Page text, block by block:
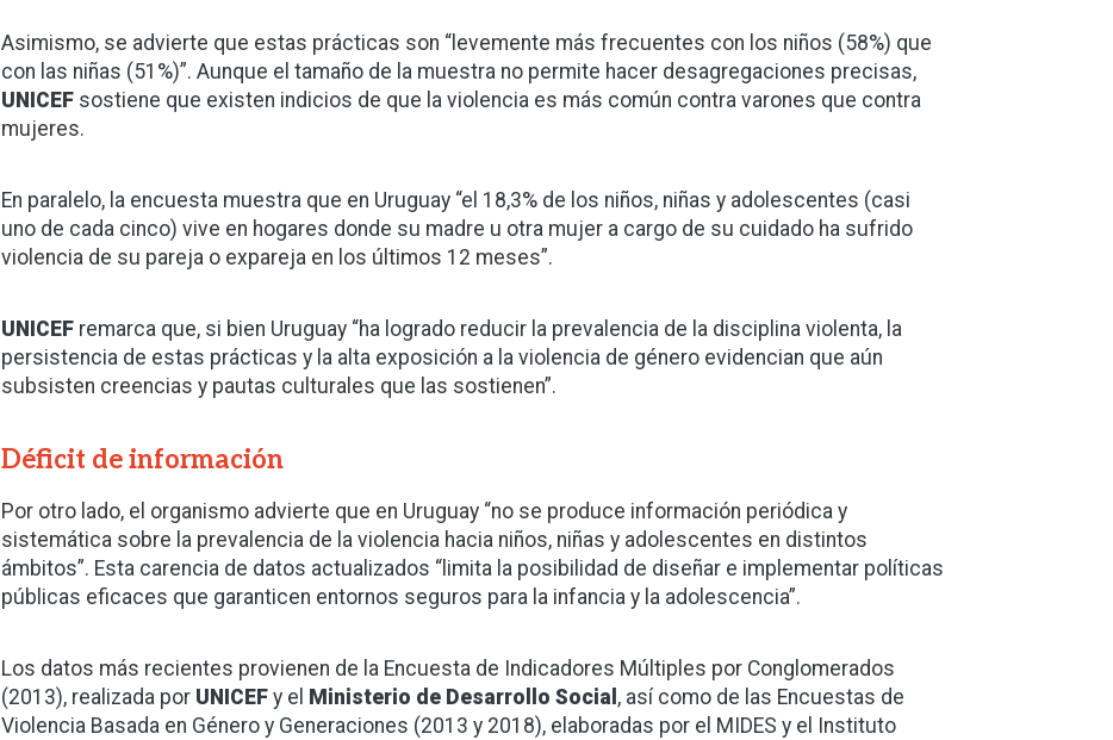
Asimismo, se advierte que estas prácticas son “levemente más frecuentes con los niños (58%) que
con las niñas (51%)”. Aunque el tamaño de la muestra no permite hacer desagregaciones precisas,
UNICEF sostiene que existen indicios de que la violencia es más común contra varones que contra
mujeres.
En paralelo, la encuesta muestra que en Uruguay “el 18,3% de los niños, niñas y adolescentes (casi
uno de cada cinco) vive en hogares donde su madre u otra mujer a cargo de su cuidado ha sufrido
violencia de su pareja o expareja en los últimos 12 meses”.
UNICEF remarca que, si bien Uruguay “ha logrado reducir la prevalencia de la disciplina violenta, la
persistencia de estas prácticas y la alta exposición a la violencia de género evidencian que aún
subsisten creencias y pautas culturales que las sostienen”.
Déficit de información
Por otro lado, el organismo advierte que en Uruguay “no se produce información periódica y
sistemática sobre la prevalencia de la violencia hacia niños, niñas y adolescentes en distintos
ámbitos”. Esta carencia de datos actualizados “limita la posibilidad de diseñar e implementar políticas
públicas eficaces que garanticen entornos seguros para la infancia y la adolescencia”.
Los datos más recientes provienen de la Encuesta de Indicadores Múltiples por Conglomerados
(2013), realizada por UNICEF y el Ministerio de Desarrollo Social , así como de las Encuestas de
Violencia Basada en Género y Generaciones (2013 y 2018), elaboradas por el MIDES y el Instituto